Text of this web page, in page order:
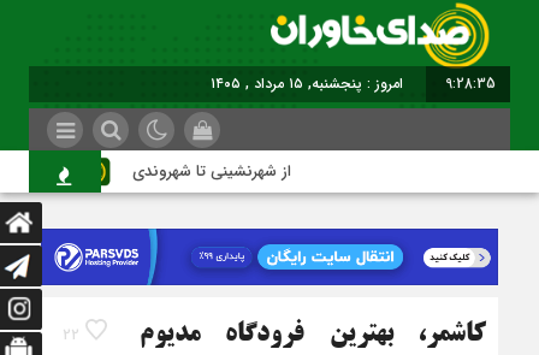
9:28:36 امروز : پنجشنبه, ۱۵ مرداد , ۱۴۰۵
از شهرنشینی تا شهروندی
22
کاشمر، بهترین فرودگاه مدیوم